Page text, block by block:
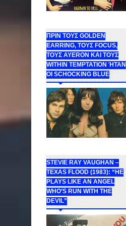
ΠΡΙΝ ΤΟΥΣ GOLDEN
EARRING, ΤΟΥΣ FOCUS,
ΤΟΥΣ ΑΥΕROΝ ΚΑΙ ΤΟΥΣ
WITHIN TEMPTATION ΉΤΑΝ
ΟΙ SCHOCKING BLUE
STEVIE RAY VAUGHAN –
TEXAS FLOOD (1983): “HE
PLAYS LIKE AN ANGEL
WHO’S RUN WITH THE
DEVIL”